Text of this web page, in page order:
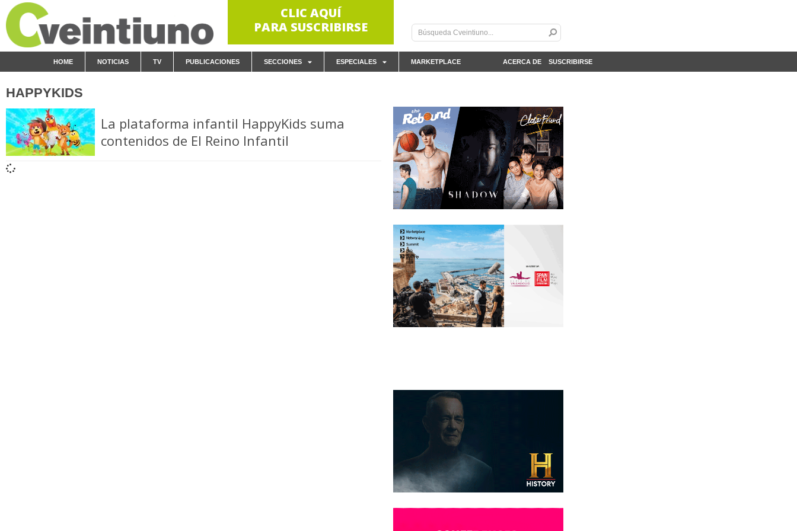
CLIC AQUÍ
PARA SUSCRIBIRSE
ACERCA DE
HOME NOTICIAS TV PUBLICACIONES SECCIONES ESPECIALES MARKETPLACE SUSCRIBIRSE
HAPPYKIDS
La plataforma infantil HappyKids suma
contenidos de El Reino Infantil